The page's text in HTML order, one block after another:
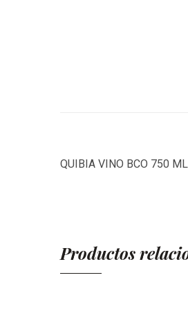
QUIBIA VINO BCO 750
Productos